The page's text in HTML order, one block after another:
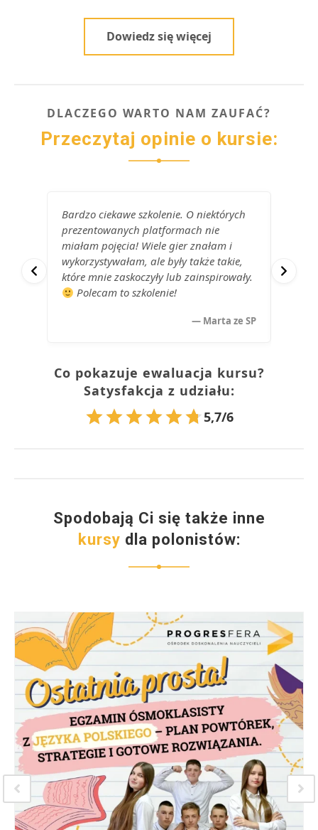
Dowiedz się więcej
DLACZEGO WARTO NAM ZAUFAĆ?
Przeczytaj opinie o kursie:
Bardzo ciekawe szkolenie. O niektórych
prezentowanych platformach nie
miałam pojęcia! Wiele gier znałam i
wykorzystywałam, ale były także takie,
które mnie zaskoczyły lub zainspirowały.
Polecam to szkolenie!
— Marta ze SP
Co pokazuje ewaluacja kursu?
Satysfakcja z udziału:
5,7/6
Spodobają Ci się także inne
kursy dla polonistów: